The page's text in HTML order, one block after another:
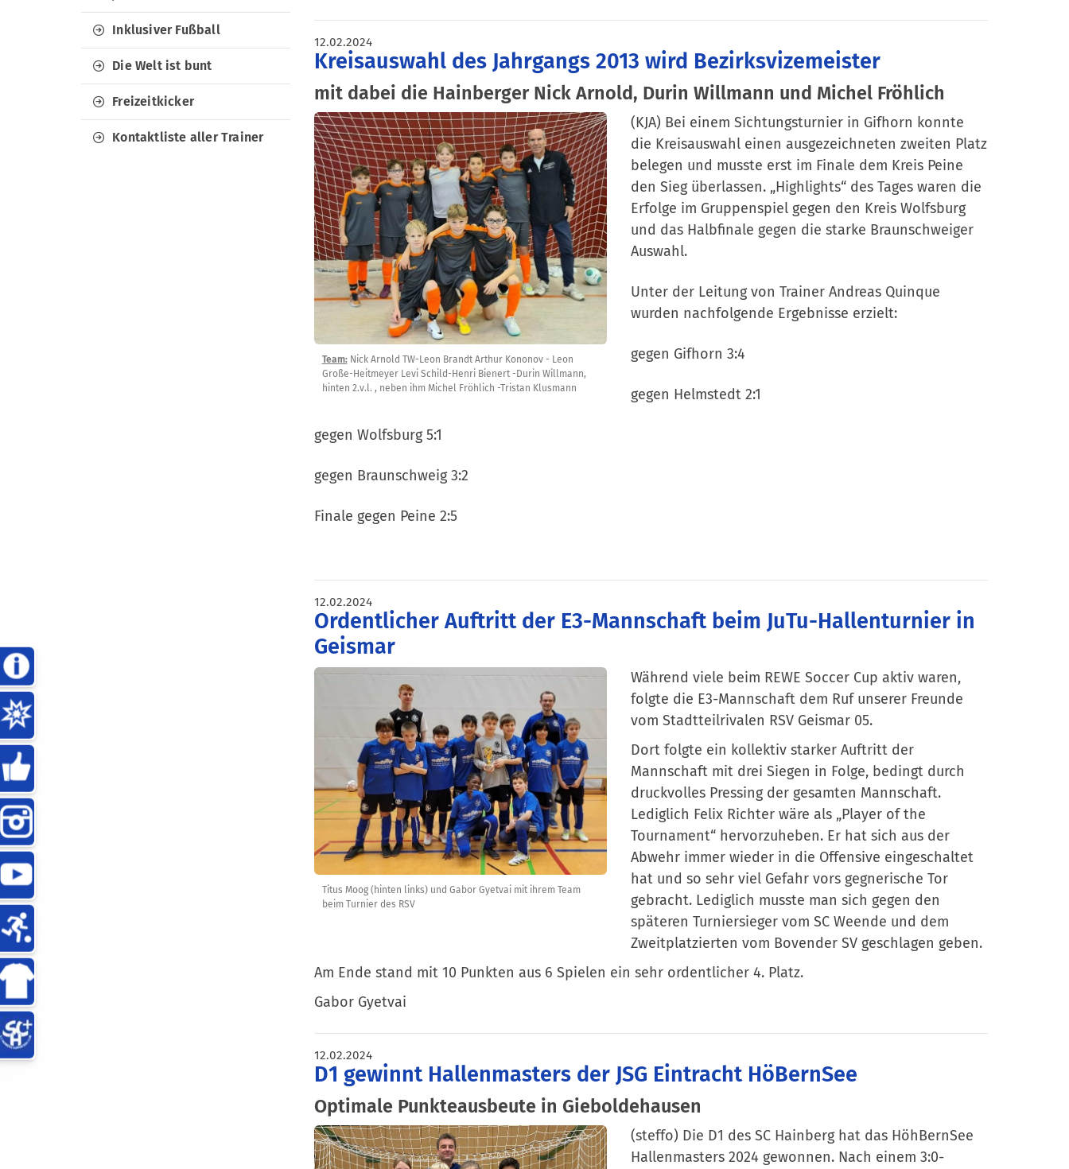
12.02.2024
Kreisauswahl des Jahrgangs 2013 wird Bezirksvizemeister
mit dabei die Hainberger Nick Arnold, Durin Willmann und Michel Fröhlich
Team:Nick Arnold TW-Leon Brandt Arthur Kononov - Leon
Große-Heitmeyer Levi Schild-Henri Bienert -Durin Willmann,
hinten 2.v.l. , neben ihm Michel Fröhlich -Tristan Klusmann
(KJA) Bei einem Sichtungsturnier in Gifhorn konnte
die Kreisauswahl einen ausgezeichneten zweiten Platz
belegen und musste erst im Finale dem Kreis Peine
den Sieg überlassen. „Highlights“ des Tages waren die
Erfolge im Gruppenspiel gegen den Kreis Wolfsburg
und das Halbfinale gegen die starke Braunschweiger
Auswahl.
Unter der Leitung von Trainer Andreas Quinque
wurden nachfolgende Ergebnisse erzielt:
gegen Gifhorn 3:4
gegen Helmstedt 2:1
gegen Wolfsburg 5:1
gegen Braunschweig 3:2
Finale gegen Peine 2:5
12.02.2024
Ordentlicher Auftritt der E3-Mannschaft beim JuTu-Hallenturnier in
Geismar
Titus Moog (hinten links) und Gabor Gyetvai mit ihrem Team
beim Turnier des RSV
Während viele beim REWE Soccer Cup aktiv waren,
folgte die E3-Mannschaft dem Ruf unserer Freunde
vom Stadtteilrivalen RSV Geismar 05.
Dort folgte ein kollektiv starker Auftritt der
Mannschaft mit drei Siegen in Folge, bedingt durch
druckvolles Pressing der gesamten Mannschaft.
Lediglich Felix Richter wäre als „Player of the
Tournament“ hervorzuheben. Er hat sich aus der
Abwehr immer wieder in die Offensive eingeschaltet
hat und so sehr viel Gefahr vors gegnerische Tor
gebracht. Lediglich musste man sich gegen den
späteren Turniersieger vom SC Weende und dem
Zweitplatzierten vom Bovender SV geschlagen geben.
Am Ende stand mit 10 Punkten aus 6 Spielen ein sehr ordentlicher 4. Platz.
Gabor Gyetvai
12.02.2024
D1 gewinnt Hallenmasters der JSG Eintracht HöBernSee
Optimale Punkteausbeute in Gieboldehausen
(steffo) Die D1 des SC Hainberg hat das HöhBernSee
Hallenmasters 2024 gewonnen. Nach einem 3:0-
Inklusiver Fußball
Die Welt ist bunt
Freizeitkicker
Kontaktliste aller Trainer